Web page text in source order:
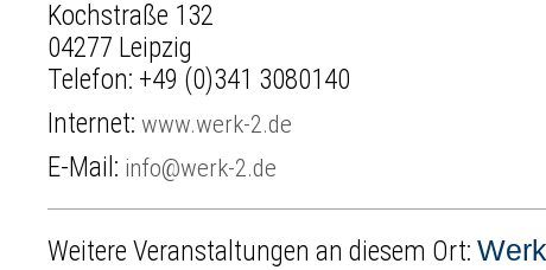
Kochstraße 132
04277 Leipzig
Telefon: +49 (0)341 3080140
Internet:www.werk-2.de
E-Mail: info@werk-2.de
Weitere Veranstaltungen an diesem Ort: